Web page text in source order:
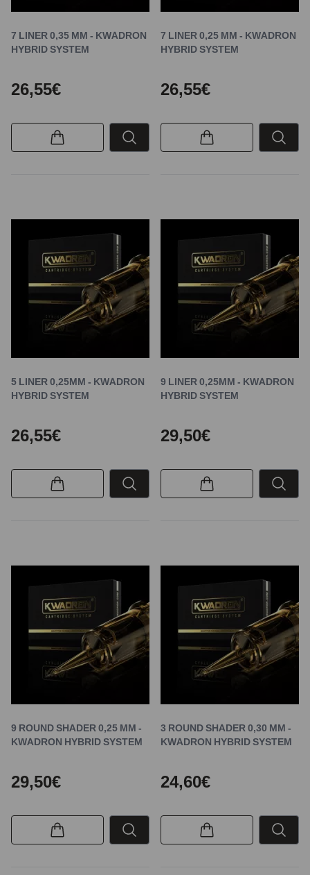
7 LINER 0,35 MM - KWADRON
HYBRID SYSTEM
26,55€
7 LINER 0,25 MM - KWADRON
HYBRID SYSTEM
26,55€
5 LINER 0,25MM - KWADRON
HYBRID SYSTEM
26,55€
9 LINER 0,25MM - KWADRON
HYBRID SYSTEM
29,50€
9 ROUND SHADER 0,25 MM -
KWADRON HYBRID SYSTEM
29,50€
3 ROUND SHADER 0,30 MM -
KWADRON HYBRID SYSTEM
24,60€